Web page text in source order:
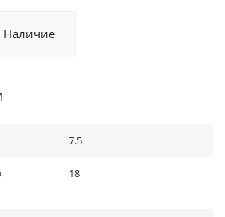
Наличие
7.5
18